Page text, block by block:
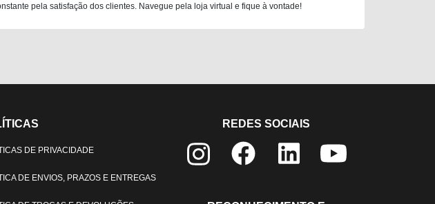
pela satisfação dos clientes. Navegue pela loja virtual e fique à vontade!
DE PRIVACIDADE
DE ENVIOS, PRAZOS E ENTREGAS
REDES SOCIAIS